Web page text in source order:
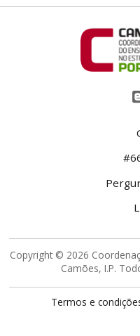
Copyright © 2026
Camões, I.P.
Termos e